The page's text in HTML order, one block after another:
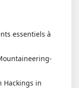
essentiels à
Hackings in